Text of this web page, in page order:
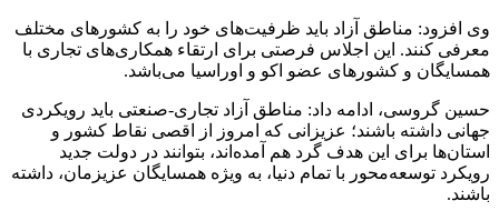
وی افزود: مناطق آزاد باید ظرفیت‌های خود را به کشورهای مختلف
معرفی کنند. این اجلاس فرصتی برای ارتقاء همکاری‌های تجاری با
همسایگان و کشورهای عضو اکو و اوراسیا می‌باشد.
حسین گروسی، ادامه داد: مناطق آزاد تجاری-صنعتی باید رویکردی
جهانی داشته باشند؛ عزیزانی که امروز از اقصی نقاط کشور و
استان‌ها برای این هدف گرد هم آمده‌اند، بتوانند در دولت جدید
رویکرد توسعه‌محور با تمام دنیا، به ویژه همسایگان عزیزمان، داشته
باشند.